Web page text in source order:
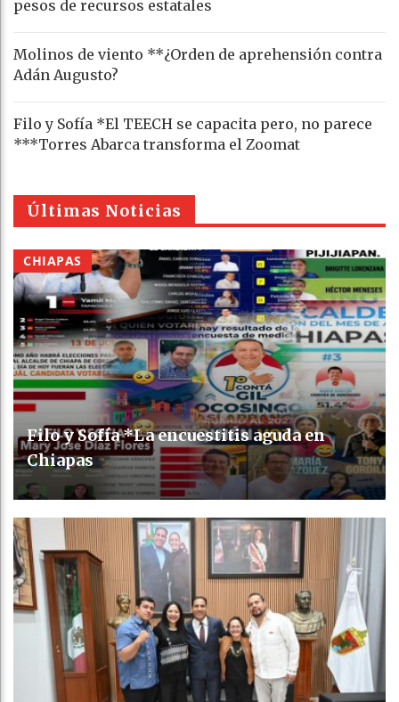
pesos de recursos estatales
Molinos de viento **¿Orden de aprehensión contra
Adán Augusto?
Filo y Sofía *El TEECH se capacita pero, no parece
***Torres Abarca transforma el Zoomat
Últimas Noticias
CHIAPAS
Filo y Sofía *La encuestitis aguda en
Chiapas